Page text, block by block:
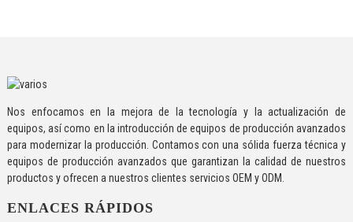
Nos enfocamos en la mejora de la tecnología y la actualización de
equipos, así como en la introducción de equipos de producción avanzados
para modernizar la producción. Contamos con una sólida fuerza técnica y
equipos de producción avanzados que garantizan la calidad de nuestros
productos y ofrecen a nuestros clientes servicios OEM y ODM.
ENLACES RÁPIDOS